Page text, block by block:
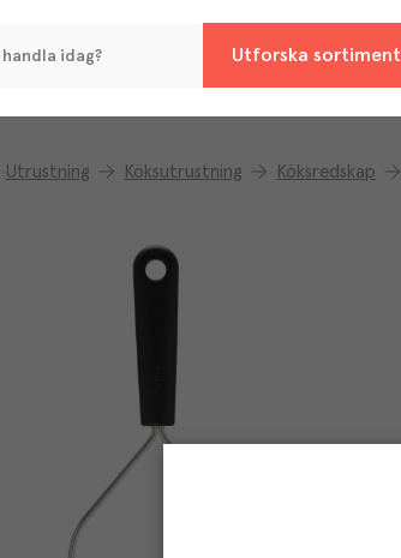
Utforska sortiment
Utrustning Köksutrustning Köksredskap